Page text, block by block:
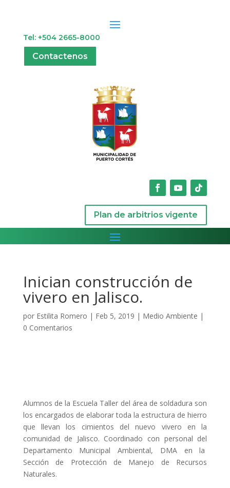
Tel: +504 2665-8000
Contactenos
Plan de arbitrios vigente
Inician construcción de
vivero en Jalisco.
por Estilita Romero | Feb 5, 2019 | Medio Ambiente |
0 Comentarios
Alumnos de la Escuela Taller del área de soldadura son
los encargados de elaborar toda la estructura de hierro
que llevan los cimientos del nuevo vivero en la
comunidad de Jalisco. Coordinado con personal del
Departamento Municipal Ambiental, DMA en la
Sección de Protección de Manejo de Recursos
Naturales.